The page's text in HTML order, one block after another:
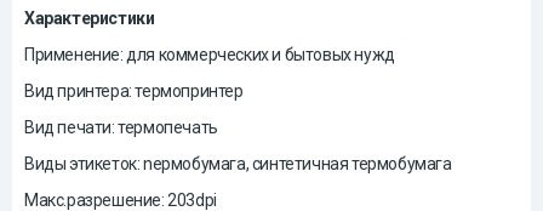
Характеристики
Применение: для коммерческих и бытовых нужд
Вид принтера: термопринтер
Вид печати: термопечать
Виды этикеток: nермобумага, синтетичная термобумага
Макс.разрешение: 203dpi